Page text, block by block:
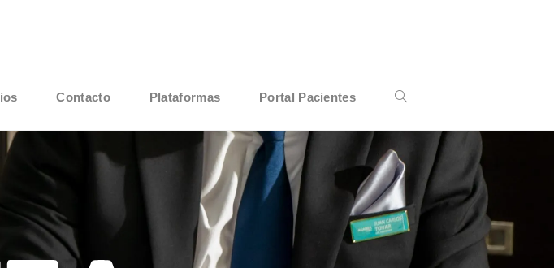
Contacto Plataformas Portal Pacientes